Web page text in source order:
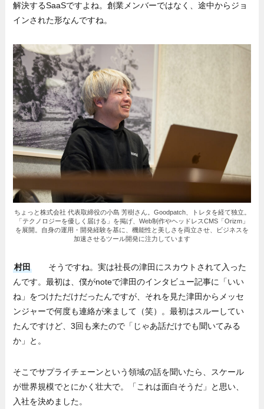
解決するSaaSですよね。創業メンバーではなく、途中からジョ
インされた形なんですね。
ちょっと株式会社 代表取締役の小島 芳樹さん。Goodpatch、トレタを経て独立。
「テクノロジーを優しく届ける」を掲げ、Web制作やヘッドレスCMS「Orizm」
を展開。自身の運用・開発経験を基に、機能性と美しさを両立させ、ビジネスを
加速させるツール開発に注力しています
村田
そうですね。実は社長の津田にスカウトされて入った
んです。最初は、僕がnoteで津田のインタビュー記事に「いい
ね」をつけただけだったんですが、それを見た津田からメッセ
ンジャーで何度も連絡が来まして（笑）。最初はスルーしてい
たんですけど、3回も来たので「じゃあ話だけでも聞いてみる
か」と。
そこでサプライチェーンという領域の話を聞いたら、スケール
が世界規模でとにかく壮大で。「これは面白そうだ」と思い、
入社を決めました。